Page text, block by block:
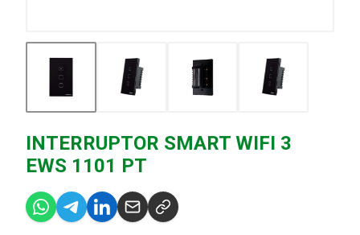
INTERRUPTOR SMART WIFI 3
EWS 1101 PT